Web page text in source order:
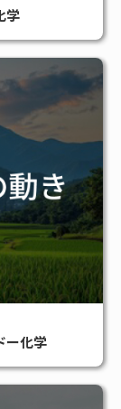
学
ー化学